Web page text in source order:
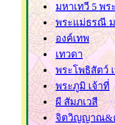
มหาเทวี 5 พร
พระแม่ธรณี ม
องค์เทพ
เทวดา
พระโพธิสัตว์
พระภูมิ เจ้าที่
ผี สัมภเวสี
จิตวิญญาณ&